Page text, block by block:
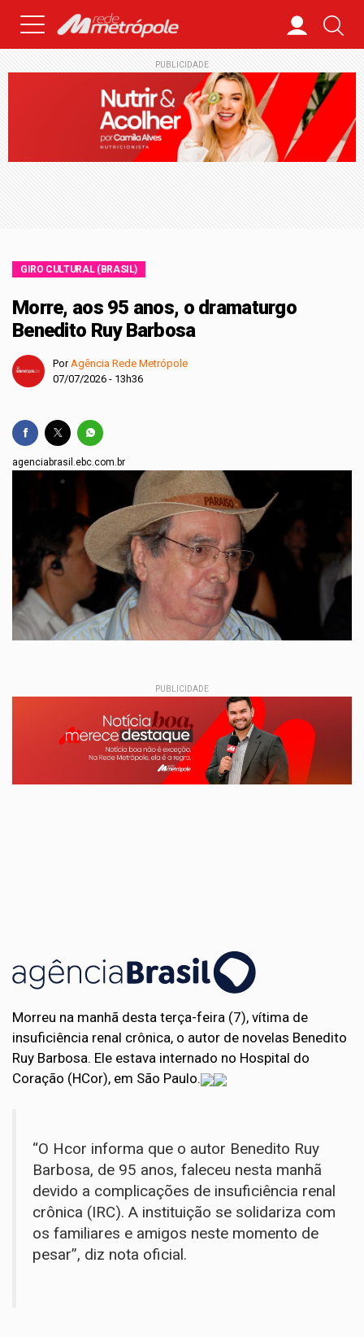
PUBLICIDADE
GIRO CULTURAL (BRASIL)
Morre, aos 95 anos, o dramaturgo
Benedito Ruy Barbosa
PorAgência Rede Metrópole
07/07/2026 - 13h36
agenciabrasil.ebc.com.br
PUBLICIDADE
Morreu na manhã desta terça-feira (7), vítima de
insuficiência renal crônica, o autor de novelas Benedito
Ruy Barbosa. Ele estava internado no Hospital do
Coração (HCor), em São Paulo.
“O Hcor informa que o autor Benedito Ruy
Barbosa, de 95 anos, faleceu nesta manhã
devido a complicações de insuficiência renal
crônica (IRC). A instituição se solidariza com
os familiares e amigos neste momento de
pesar”, diz nota oficial.